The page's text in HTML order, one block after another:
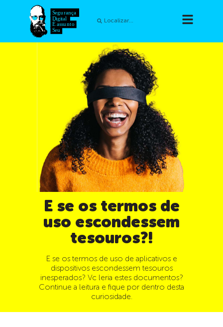
E se os termos de
uso escondessem
tesouros?!
E se os termos de uso de aplicativos e
dispositivos escondessem tesouros
inesperados? Vc leria estes documentos?
Continue a leitura e fique por dentro desta
curiosidade.